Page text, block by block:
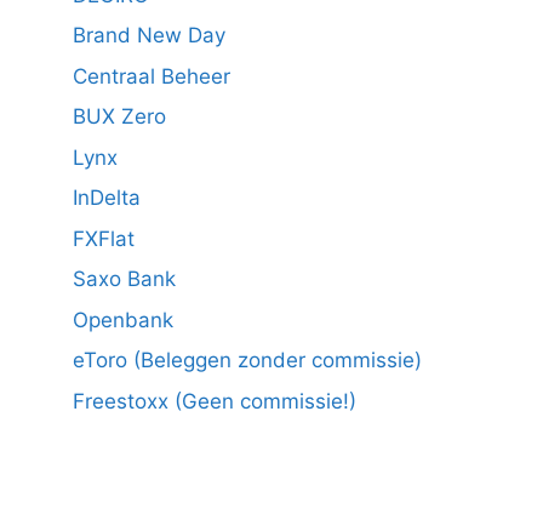
Brand New Day
Centraal Beheer
BUX Zero
Lynx
InDelta
FXFlat
Saxo Bank
Openbank
eToro (Beleggen zonder commissie)
Freestoxx (Geen commissie!)